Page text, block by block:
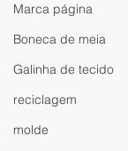
Marca página
Boneca de meia
Galinha de tecido
reciclagem
molde